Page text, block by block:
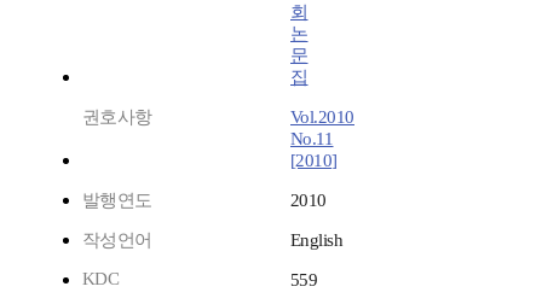
회
논
문
집
권호사항
Vol.2010
No.11
[2010]
발행연도 2010
작성언어
English
KDC
559